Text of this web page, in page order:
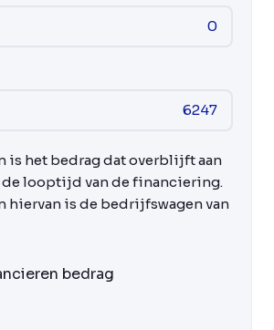
is het bedrag dat overblijft aan
de looptijd van de financiering.
hiervan is de bedrijfswagen van
bedrag